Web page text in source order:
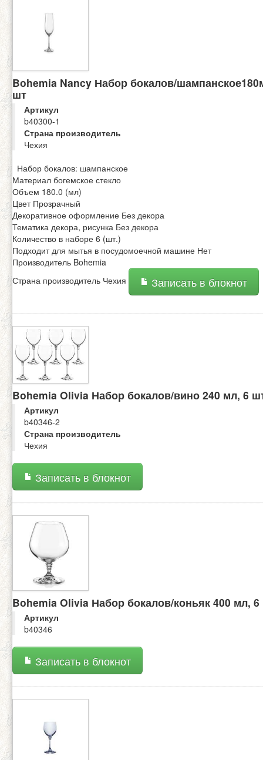
Bohemia Nancy Набор бокалов/
шт
Артикул
b40300-1
Страна производитель
Чехия
Набор бокалов: шампанское
Материал богемское стекло
Объем 180.0 (мл)
Цвет Прозрачный
Декоративное оформление Без декора
Тематика декора, рисунка Без декора
Количество в наборе 6 (шт.)
Подходит для мытья в посудомоечной машине Нет
Производитель Bohemia
Страна производитель Чехия
Записать в блокнот
Bohemia Olivia Набор бокалов/вино 240 мл, 6
Артикул
b40346-2
Страна производитель
Чехия
Записать в блокнот
Bohemia Olivia Набор бокалов/коньяк 400 мл,
Артикул
b40346
Записать в блокнот